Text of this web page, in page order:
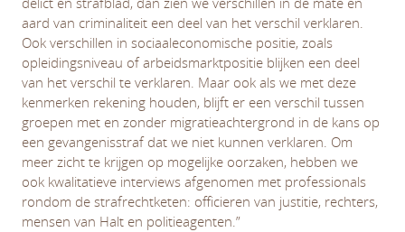
aard van criminaliteit een deel van het verschil verklaren.
Ook verschillen in sociaaleconomische positie, zoals
opleidingsniveau of arbeidsmarktpositie blijken een deel
van het verschil te verklaren. Maar ook als we met deze
kenmerken rekening houden, blijft er een verschil tussen
groepen met en zonder migratieachtergrond in de kans op
een gevangenisstraf dat we niet kunnen verklaren. Om
meer zicht te krijgen op mogelijke oorzaken, hebben we
ook kwalitatieve interviews afgenomen met professionals
rondom de strafrechtketen: officieren van justitie, rechters,
mensen van Halt en politieagenten.”